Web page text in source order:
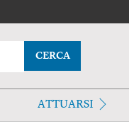
CERCA
ATTUARSI